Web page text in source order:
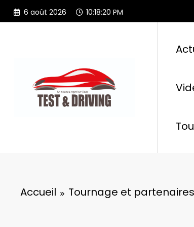
Aller
6 août 2026 10:18:20 PM
Accueil Tournage et partenaires